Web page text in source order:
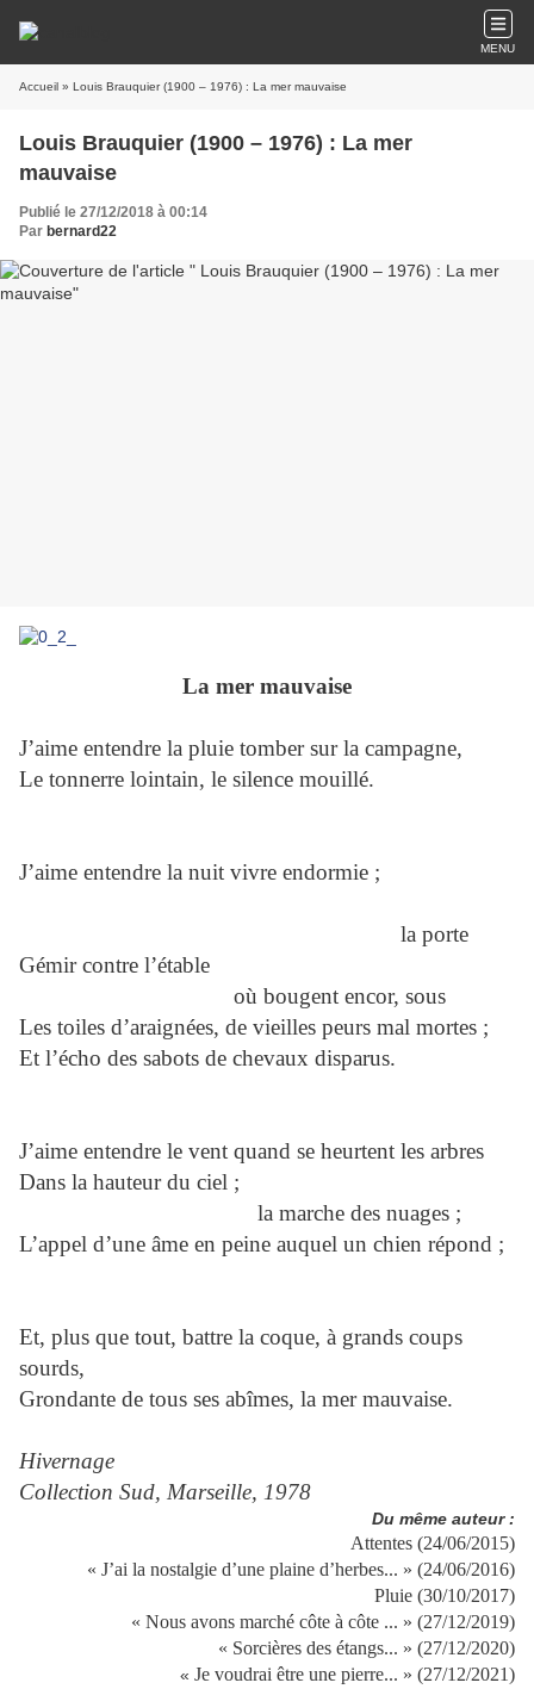
MENU
Accueil » Louis Brauquier (1900 – 1976) : La mer mauvaise
Louis Brauquier (1900 – 1976) : La mer
mauvaise
Publié le 27/12/2018 à 00:14
Par bernard22
La mer mauvaise
J’aime entendre la pluie tomber sur la campagne,
Le tonnerre lointain, le silence mouillé.
J’aime entendre la nuit vivre endormie ;
la porte
Gémir contre l’étable
où bougent encor, sous
Les toiles d’araignées, de vieilles peurs mal mortes ;
Et l’écho des sabots de chevaux disparus.
J’aime entendre le vent quand se heurtent les arbres
Dans la hauteur du ciel ;
la marche des nuages ;
L’appel d’une âme en peine auquel un chien répond ;
Et, plus que tout, battre la coque, à grands coups
sourds,
Grondante de tous ses abîmes, la mer mauvaise.
Hivernage
Collection Sud, Marseille, 1978
Du même auteur :
Attentes (24/06/2015)
« J’ai la nostalgie d’une plaine d’herbes... » (24/06/2016)
Pluie (30/10/2017)
« Nous avons marché côte à côte ... » (27/12/2019)
« Sorcières des étangs... » (27/12/2020)
« Je voudrai être une pierre... » (27/12/2021)